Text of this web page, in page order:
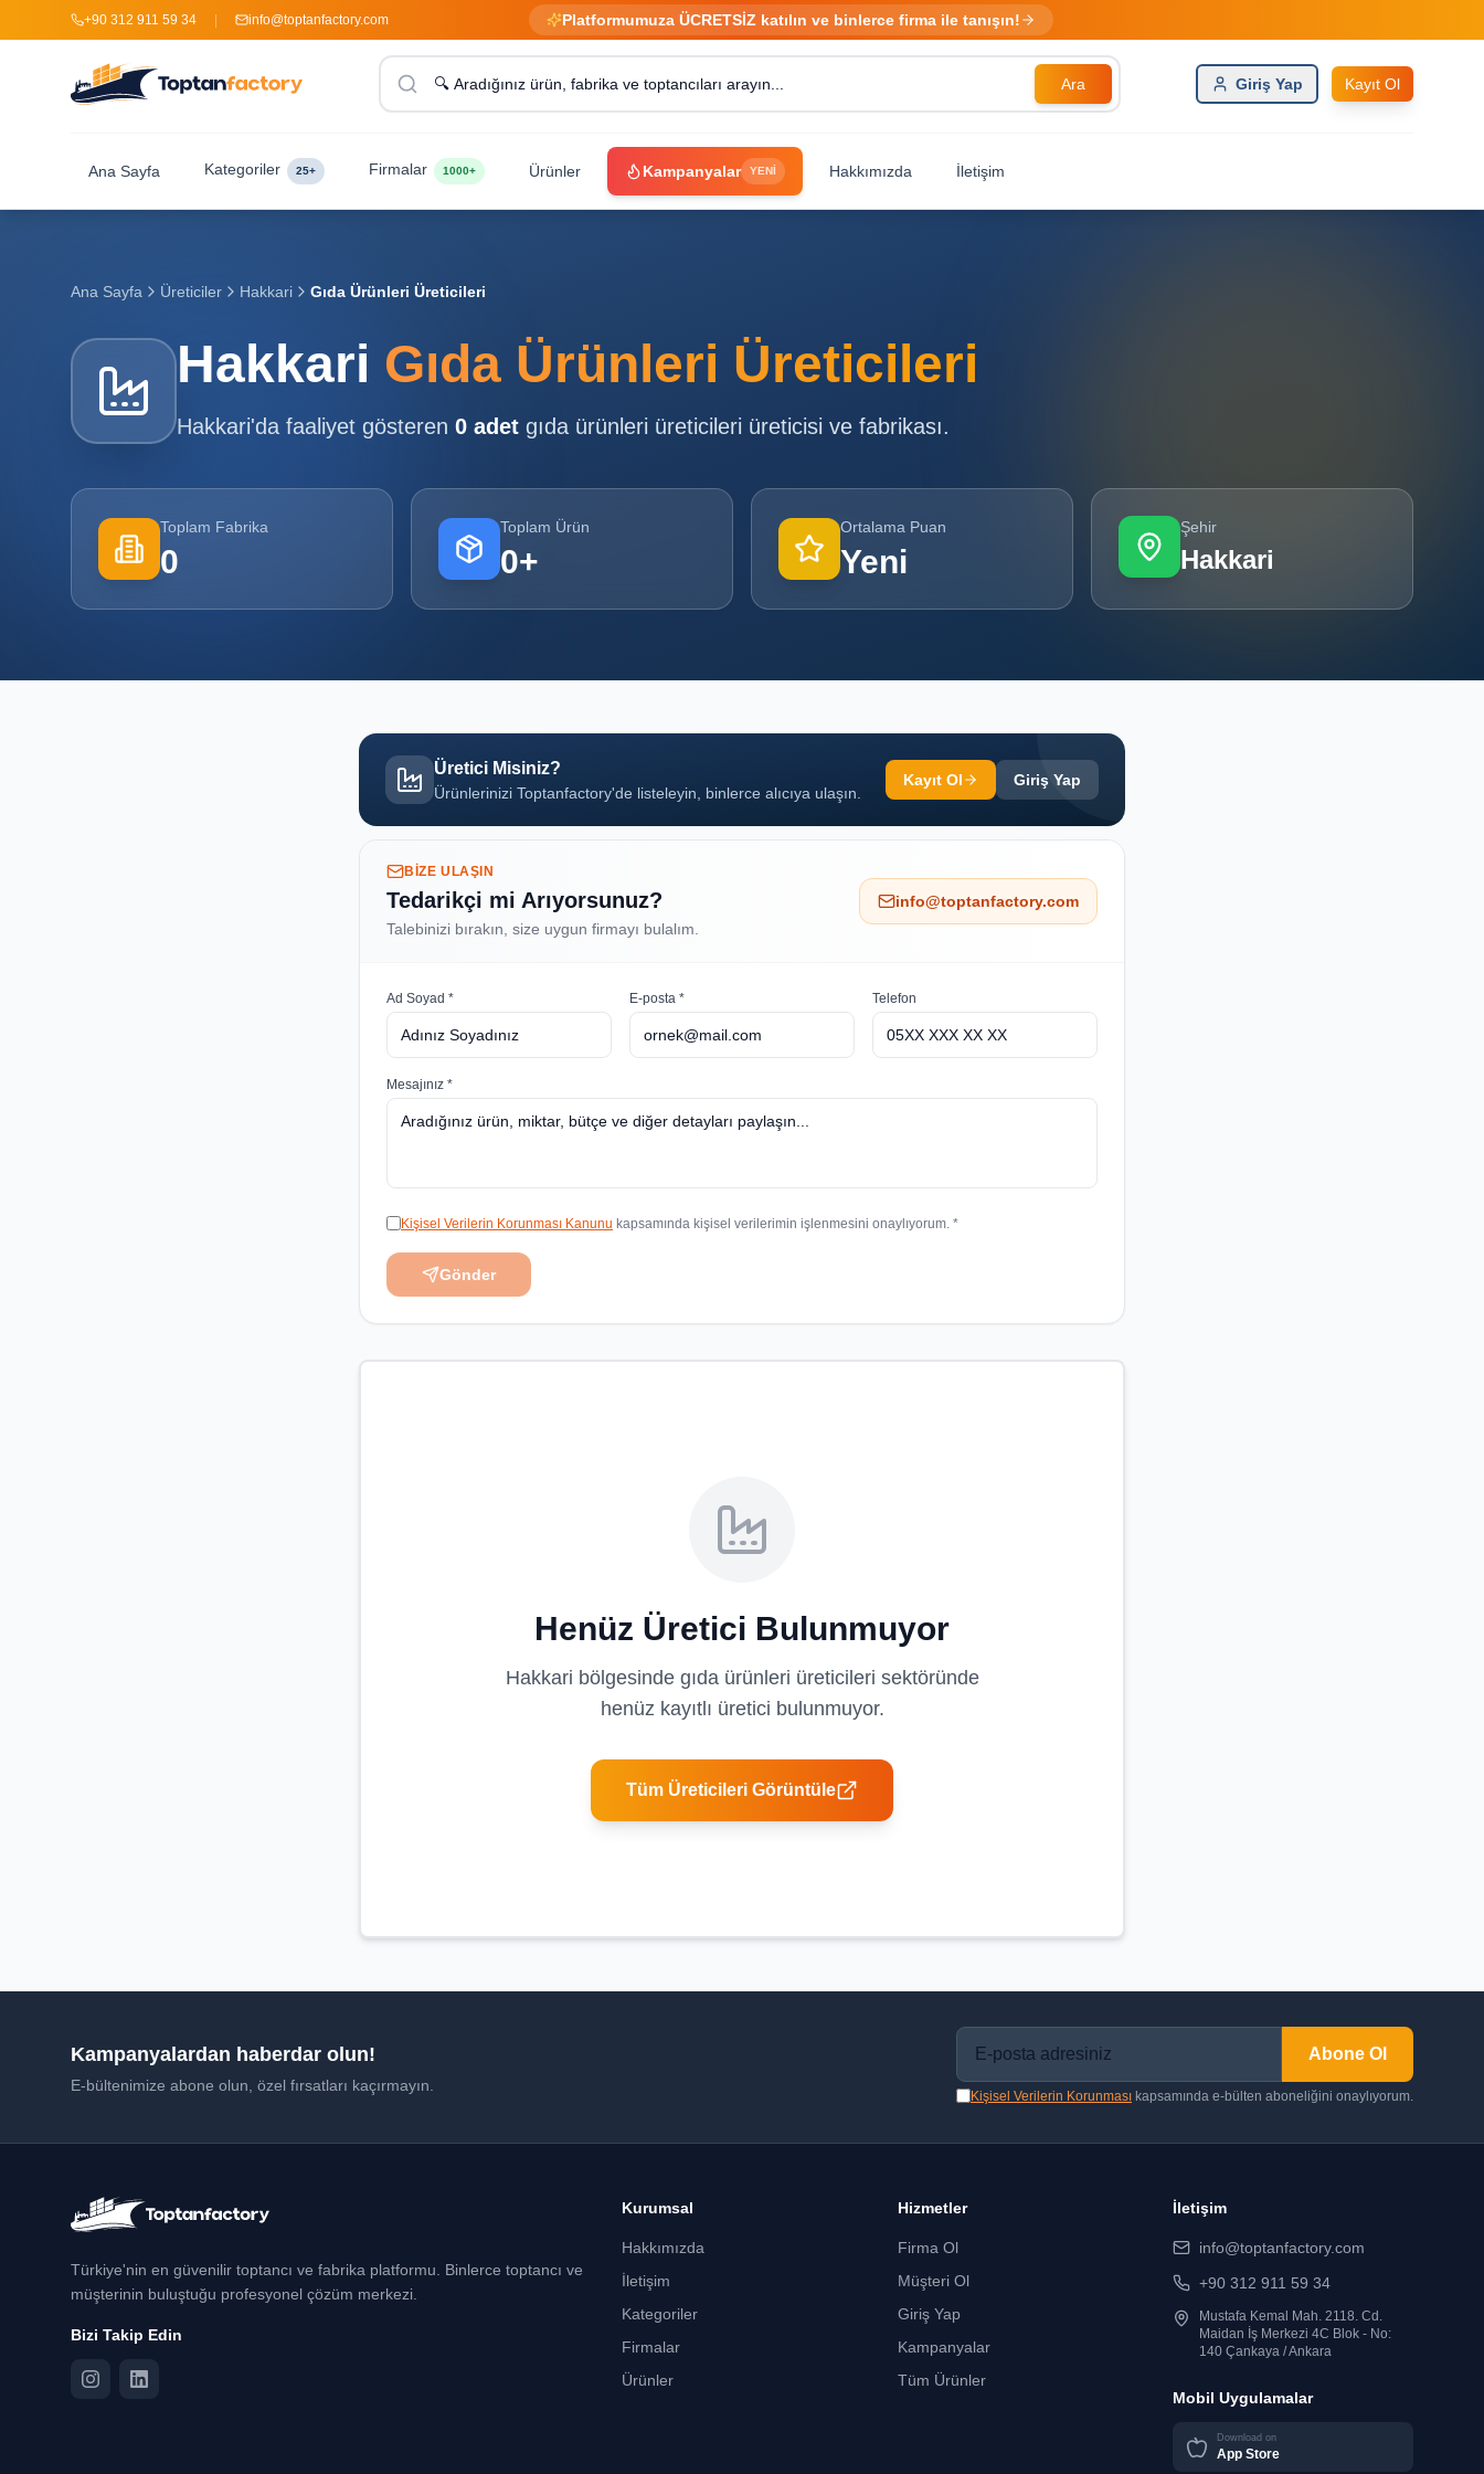
+90 312 911 59 34 info@toptanfactory.com Platformumuza ÜCRETSİZ katılın ve binlerce firma ile tanışın!
Ara Giriş Yap Kayıt Ol
Ana Sayfa Kategoriler 25+ Firmalar 1000+ Ürünler Kampanyalar YENİ Hakkımızda İletişim
Ana Sayfa Üreticiler Hakkari Gıda Ürünleri Üreticileri
Hakkari Gıda Ürünleri Üreticileri
Hakkari'da faaliyet gösteren 0 adet gıda ürünleri üreticileri üreticisi ve fabrikası.
Toplam Fabrika
0
Toplam Ürün
0+
Ortalama Puan
Yeni
Şehir
Hakkari
Üretici Misiniz?
Ürünlerinizi Toptanfactory'de listeleyin, binlerce alıcıya ulaşın.
Kayıt Ol Giriş Yap
BIZE ULAŞIN
Tedarikçi mi Arıyorsunuz?
Talebinizi bırakın, size uygun firmayı bulalım.
info@toptanfactory.com
Ad Soyad * E-posta * Telefon
Mesajınız *
Kişisel Verilerin Korunması Kanunu kapsamında kişisel verilerimin işlenmesini onaylıyorum. *
Gönder
Henüz Üretici Bulunmuyor
Hakkari bölgesinde gıda ürünleri üreticileri sektöründe
henüz kayıtlı üretici bulunmuyor.
Tüm Üreticileri Görüntüle
Kampanyalardan haberdar olun!
E-bültenimize abone olun, özel fırsatları kaçırmayın.
Abone Ol
Kişisel Verilerin Korunması kapsamında e-bülten aboneliğini onaylıyorum.
Türkiye'nin en güvenilir toptancı ve fabrika platformu. Binlerce toptancı ve
müşterinin buluştuğu profesyonel çözüm merkezi.
Bizi Takip Edin
Kurumsal
Hakkımızda
İletişim
Kategoriler
Firmalar
Ürünler
Hizmetler
Firma Ol
Müşteri Ol
Giriş Yap
Kampanyalar
Tüm Ürünler
İletişim
info@toptanfactory.com
+90 312 911 59 34
Mustafa Kemal Mah. 2118. Cd.
Maidan İş Merkezi 4C Blok - No:
140 Çankaya / Ankara
Mobil Uygulamalar
Download on
App Store